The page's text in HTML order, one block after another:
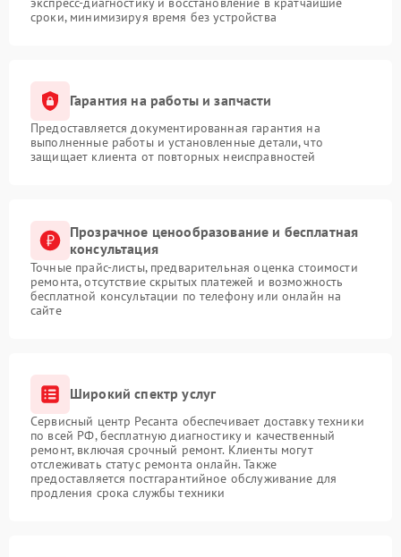
сроки, минимизируя время без устройства
Гарантия на работы и запчасти
Предоставляется документированная гарантия на
выполненные работы и установленные детали, что
защищает клиента от повторных неисправностей
Прозрачное ценообразование и бесплатная
консультация
Точные прайс-листы, предварительная оценка стоимости
ремонта, отсутствие скрытых платежей и возможность
бесплатной консультации по телефону или онлайн на
сайте
Широкий спектр услуг
Сервисный центр Ресанта обеспечивает доставку техники
по всей РФ, бесплатную диагностику и качественный
ремонт, включая срочный ремонт. Клиенты могут
отслеживать статус ремонта онлайн. Также
предоставляется постгарантийное обслуживание для
продления срока службы техники